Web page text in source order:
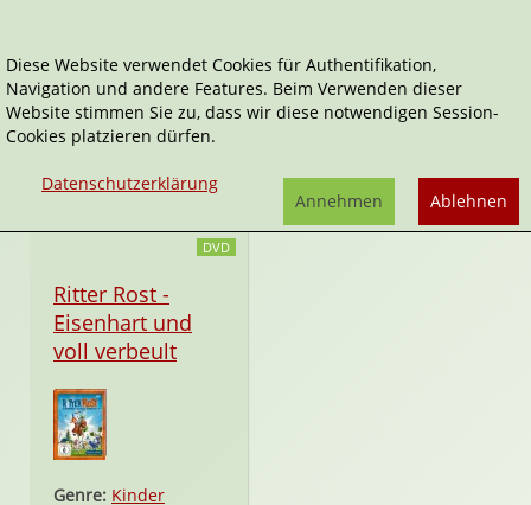
Thomas Bodenstein
Tätigkeitsfelder:
DVD
Ritter Rost -
Eisenhart und
voll verbeult
Genre: Kinder
Diese Website verwendet Cookies für Authentifikation,
Navigation und andere Features. Beim Verwenden dieser
Website stimmen Sie zu, dass wir diese notwendigen Session-
Cookies platzieren dürfen.
Datenschutzerklärung
Ablehnen
Annehmen